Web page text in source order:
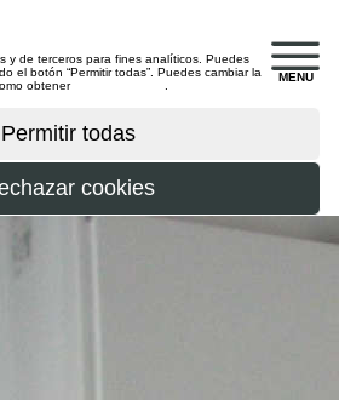
MENU
y de terceros para fines analíticos. Puedes
el botón “Permitir todas”. Puedes cambiar la
obtener